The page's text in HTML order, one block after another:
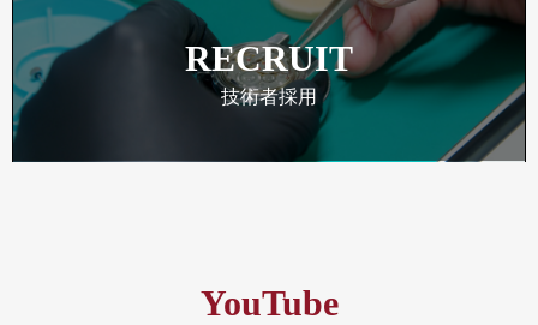
RECRUIT
技術者採用
YouTube